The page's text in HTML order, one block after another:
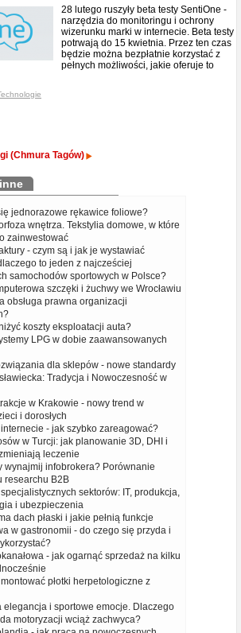
28 lutego ruszyły beta testy SentiOne -
narzędzia do monitoringu i ochrony
wizerunku marki w internecie. Beta testy
potrwają do 15 kwietnia. Przez ten czas
będzie można bezpłatnie korzystać z
pełnych możliwości, jakie oferuje to
(Chmura Tagów)
jednorazowe rękawice foliowe?
wnętrza. Tekstylia domowe, w które
zainwestować
- czym są i jak je wystawiać
to jeden z najcześciej
samochodów sportowych w Polsce?
szczęki i żuchwy we Wrocławiu
obsługa prawna organizacji
koszty eksploatacji auta?
LPG w dobie zaawansowanych
dla sklepów - nowe standardy
Tradycja i Nowoczesność w
w Krakowie - nowy trend w
i dorosłych
- jak szybko zareagować?
w Turcji: jak planowanie 3D, DHI i
leczenie
wynajmij infobrokera? Porównanie
researchu B2B
sektorów: IT, produkcja,
i ubezpieczenia
dach płaski i jakie pełnią funkcje
w gastronomii - do czego się przyda i
- jak ogarnąć sprzedaż na kilku
płotki herpetologiczne z
elegancja i sportowe emocje. Dlaczego
motoryzacji wciąż zachwyca?